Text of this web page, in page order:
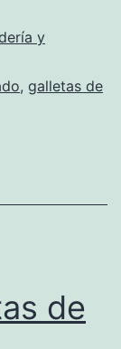
y
, galletas de
de